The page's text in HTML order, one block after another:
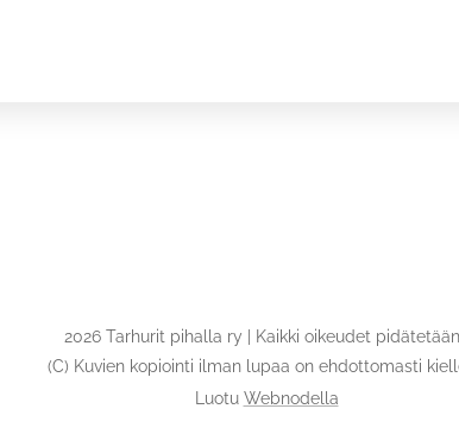
2026 Tarhurit pihalla ry | Kaikki oikeudet
(C) Kuvien kopiointi ilman lupaa on ehdottomasti
Luotu Webnodella